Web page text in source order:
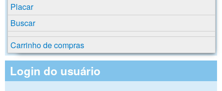
Placar
Buscar
Carrinho de compras
Login do usuário